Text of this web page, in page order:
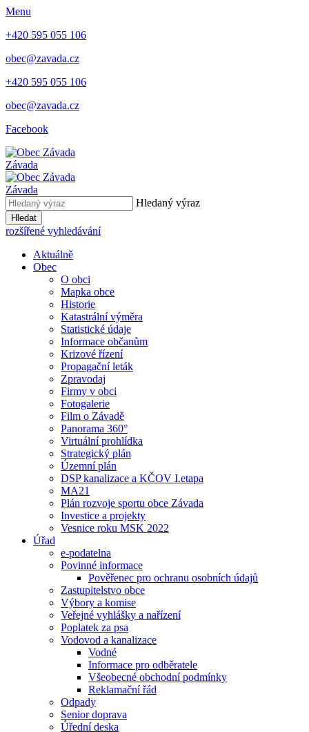
Menu
+420 595 055 106
obec@zavada.cz
+420 595 055 106
obec@zavada.cz
Facebook
Závada
Závada
Hledaný výraz
Hledat
rozšířené vyhledávání
Aktuálně
Obec
O obci
Mapka obce
Historie
Katastrální výměra
Statistické údaje
Informace občanům
Krizové řízení
Propagační leták
Zpravodaj
Firmy v obci
Fotogalerie
Film o Závadě
Panorama 360°
Virtuální prohlídka
Strategický plán
Územní plán
DSP kanalizace a KČOV I.etapa
MA21
Plán rozvoje sportu obce Závada
Investice a projekty
Vesnice roku MSK 2022
Úřad
e-podatelna
Povinné informace
Pověřenec pro ochranu osobních údajů
Zastupitelstvo obce
Výbory a komise
Veřejné vyhlášky a nařízení
Poplatek za psa
Vodovod a kanalizace
Vodné
Informace pro odběratele
Všeobecné obchodní podmínky
Reklamační řád
Odpady
Senior doprava
Úřední deska